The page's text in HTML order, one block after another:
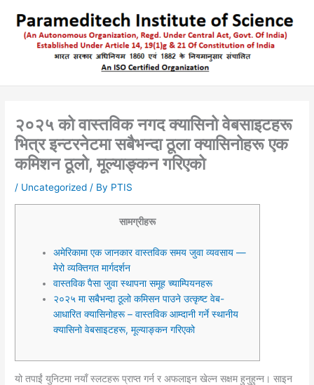
content
२०२५ को वास्तविक नगद क्यासिनो वेबसाइटहरू
भित्र इन्टरनेटमा सबैभन्दा ठूला क्यासिनोहरू एक
कमिशन ठूलो, मूल्याङ्कन गरिएको
/ Uncategorized / By PTIS
सामग्रीहरू
अमेरिकामा एक जानकार वास्तविक समय जुवा व्यवसाय —
मेरो व्यक्तिगत मार्गदर्शन
वास्तविक पैसा जुवा स्थापना समूह च्याम्पियनहरू
२०२५ मा सबैभन्दा ठूलो कमिसन पाउने उत्कृष्ट वेब-
आधारित क्यासिनोहरू – वास्तविक आम्दानी गर्ने स्थानीय
क्यासिनो वेबसाइटहरू, मूल्याङ्कन गरिएको
यो तपाईं युनिटमा नयाँ स्लटहरू प्राप्त गर्न र अफलाइन खेल्न सक्षम हुनुहुन्न। साइन